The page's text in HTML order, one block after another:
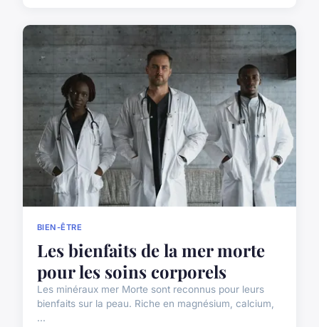
BIEN-ÊTRE
Les bienfaits de la mer morte
pour les soins corporels
Les minéraux mer Morte sont reconnus pour leurs
bienfaits sur la peau. Riche en magnésium, calcium,
...